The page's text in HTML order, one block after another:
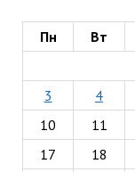
Пн Вт
3
4
10
11
17
18